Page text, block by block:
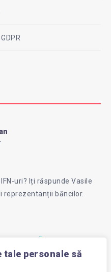
tale personale să
uri? Iți răspunde Vasile
reprezentanții băncilor.